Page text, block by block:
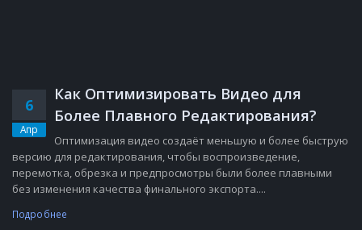
6
Апр
Как Оптимизировать Видео для
Более Плавного Редактирования?
Оптимизация видео создаёт меньшую и более быструю
версию для редактирования, чтобы воспроизведение,
перемотка, обрезка и предпросмотры были более плавными
без изменения качества финального экспорта....
Подробнее